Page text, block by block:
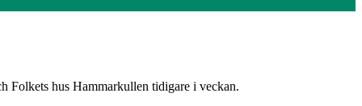
Folkets hus Hammarkullen tidigare i veckan.